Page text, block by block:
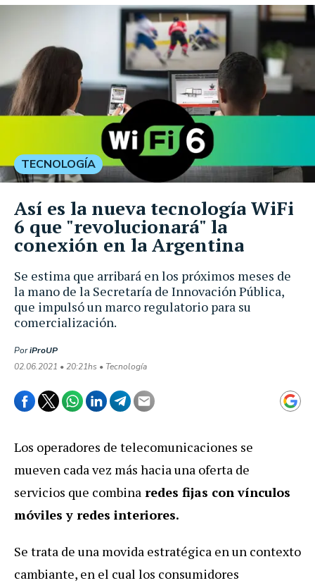
Se estima que arribará en los próximos meses de
la mano de la Secretaría de Innovación Pública,
que impulsó un marco regulatorio para su
comercialización.
PoriProUP
02.06.2021 • 20:21hs • Tecnología
TECNOLOGÍA
Así es la nueva tecnología WiFi
6 que "revolucionará" la
conexión en la Argentina
Los operadores de telecomunicaciones se
mueven cada vez más hacia una oferta de
servicios que combina redes fijas con vínculos
móviles y redes interiores.
Se trata de una movida estratégica en un contexto
cambiante, en el cual los consumidores